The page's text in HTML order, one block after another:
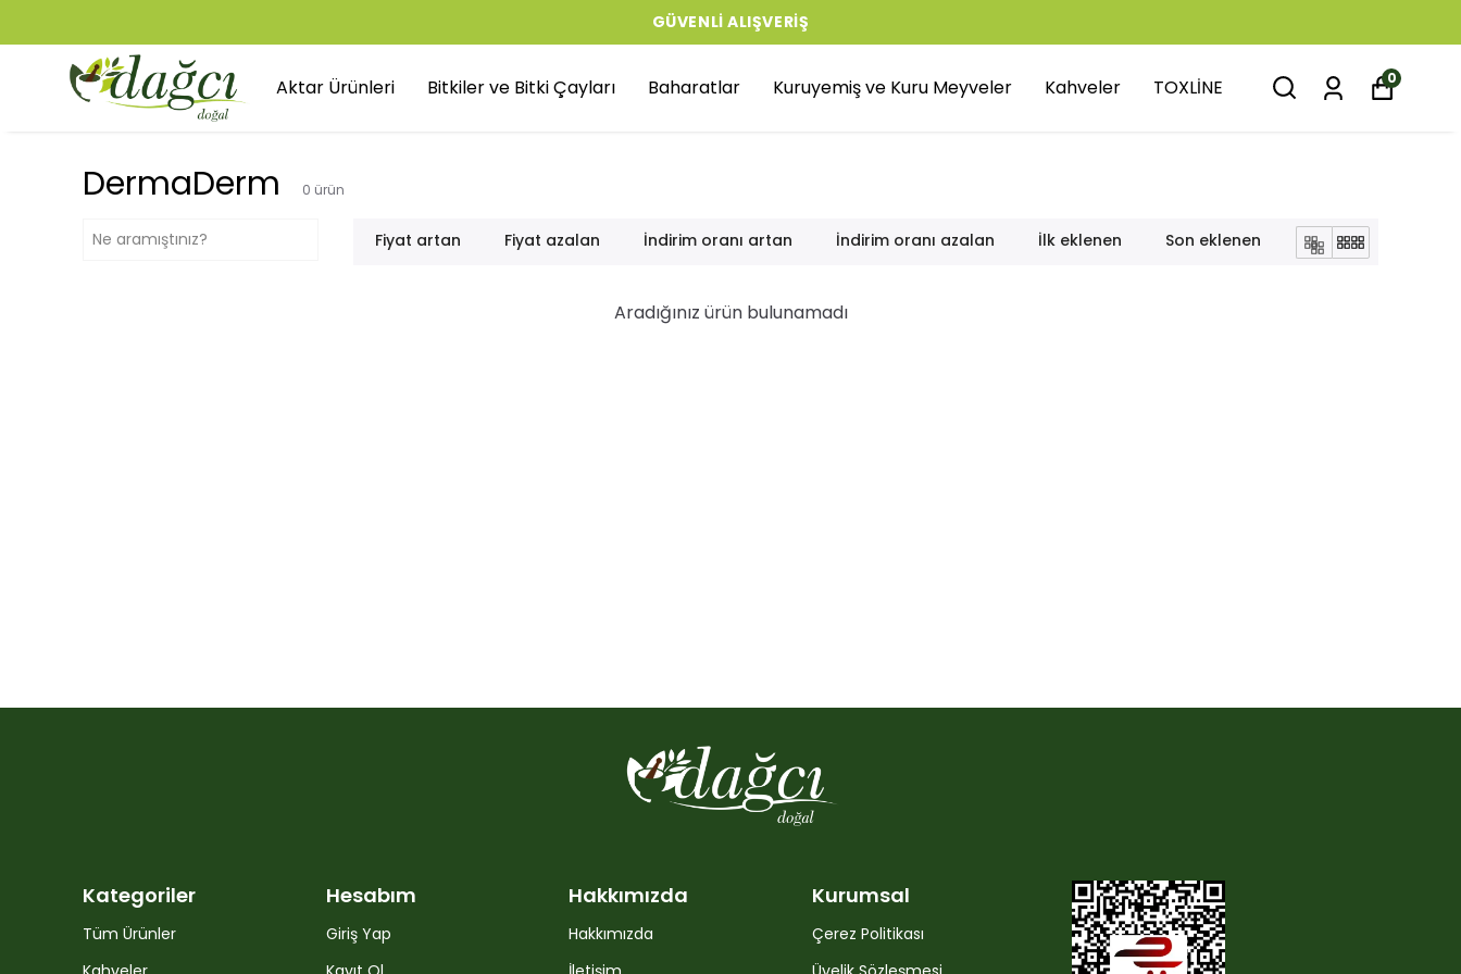
GÜVENLI ALIŞVERIŞ
Aktar Ürünleri Bitkiler ve Bitki Çayları Baharatlar Kuruyemiş ve Kuru Meyveler Kahveler TOXLİNE 0
DermaDerm 0 ürün
Fiyat artan Fiyat azalan İndirim oranı artan İndirim oranı azalan İlk eklenen Son eklenen
Aradığınız ürün bulunamadı
Kategoriler
Tüm Ürünler
Hesabım
Giriş Yap
Hakkımızda
Hakkımızda
Kurumsal
Çerez Politikası